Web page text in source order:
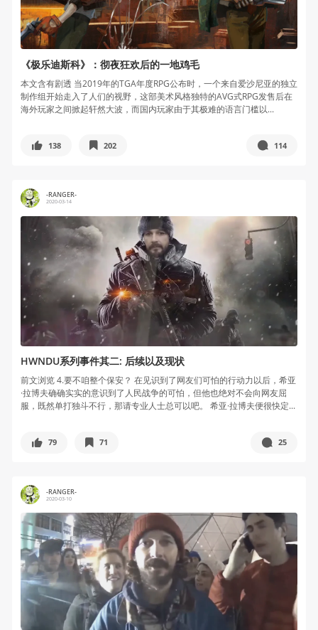
《极乐迪斯科》：彻夜狂欢后的一地鸡毛
本文含有剧透 当2019年的TGA年度RPG公布时，一个来自爱沙尼亚的独立
制作组开始走入了人们的视野，这部美术风格独特的AVG式RPG发售后在
海外玩家之间掀起轩然大波，而国内玩家由于其极难的语言门槛以...
138 202 114
-RANGER-
2020-03-14
HWNDU系列事件其二: 后续以及现状
前文浏览 4.要不咱整个保安？ 在见识到了网友们可怕的行动力以后，希亚
·拉博夫确确实实的意识到了人民战争的可怕，但他也绝对不会向网友屈
服，既然单打独斗不行，那请专业人士总可以吧。 希亚·拉博夫便很快定...
79 71 25
-RANGER-
2020-03-10